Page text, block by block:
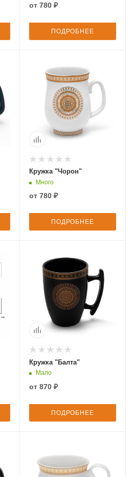
от 780 ₽
ПОДРОБНЕЕ
Кружка "Чорон"
Много
от 780 ₽
ПОДРОБНЕЕ
Кружка "Балта"
Мало
от 870 ₽
ПОДРОБНЕЕ